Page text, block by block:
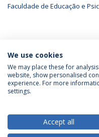
Faculdade de Educação e
ÚLTIMAS NOTÍCIAS
Política de
We use cookies
We may place these for
website, show personalised
experience. For more
settings.
Accept all